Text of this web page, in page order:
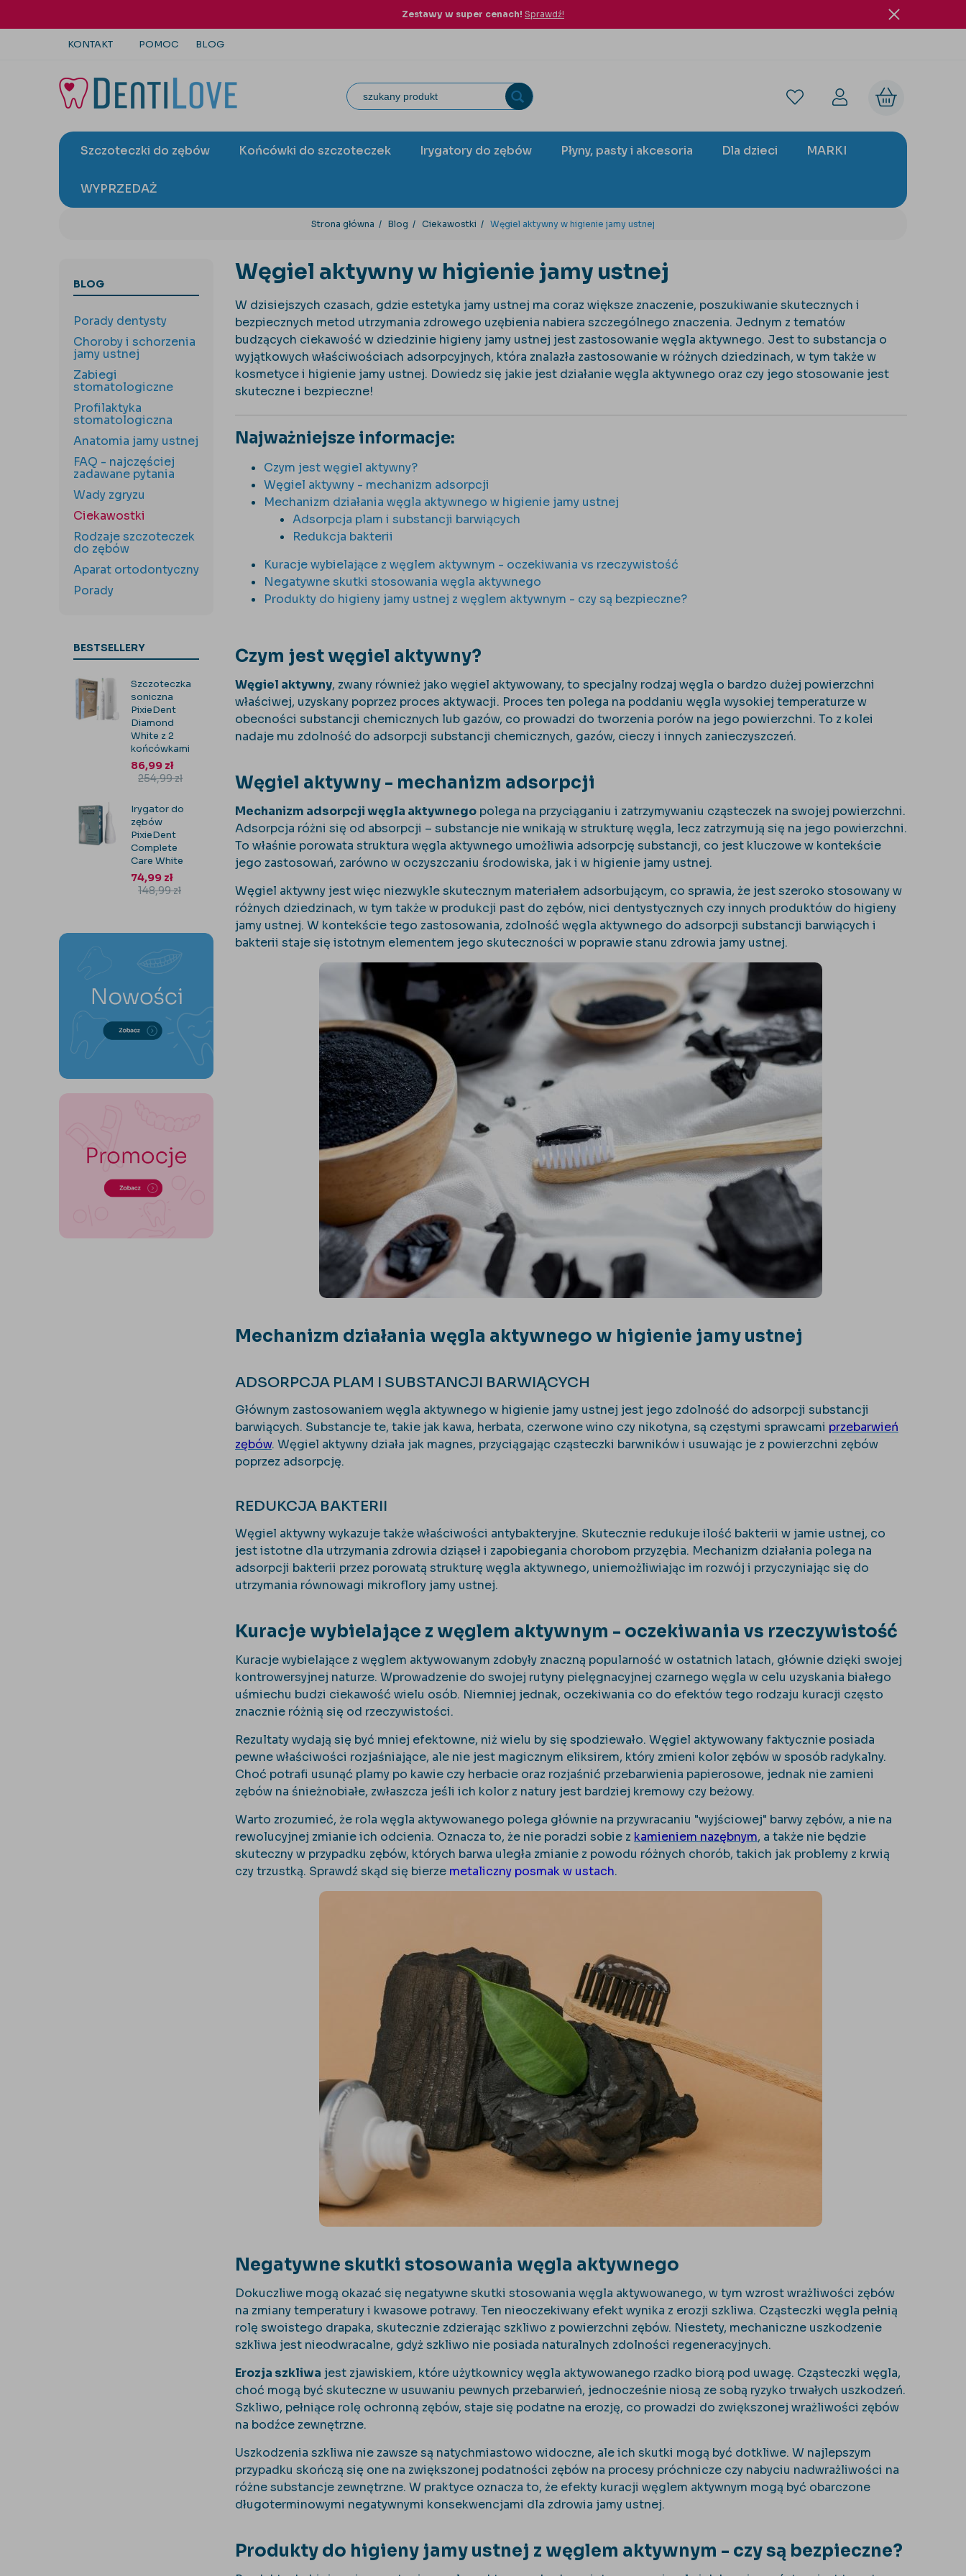
Zestawy w super cenach! Sprawdź!
KONTAKT
+48 22 113 4446
kontakt@dentilove.pl
POMOC BLOG
Szczoteczki do zębów Końcówki do szczoteczek Irygatory do zębów Płyny, pasty i akcesoria Dla dzieci MARKI
WYPRZEDAŻ
Strona główna Blog Ciekawostki Węgiel aktywny w higienie jamy ustnej
BLOG
Porady dentysty
Choroby i schorzenia
jamy ustnej
Zabiegi
stomatologiczne
Profilaktyka
stomatologiczna
Anatomia jamy ustnej
FAQ - najczęściej
zadawane pytania
Wady zgryzu
Ciekawostki
Rodzaje szczoteczek
do zębów
Aparat ortodontyczny
Porady
BESTSELLERY
Szczoteczka
soniczna
PixieDent
Diamond
White z 2
końcówkami
86,99 zł
254,99zł
Irygator do
zębów
PixieDent
Complete
Care White
74,99 zł
148,99zł
Węgiel aktywny w higienie jamy ustnej
W dzisiejszych czasach, gdzie estetyka jamy ustnej ma coraz większe znaczenie, poszukiwanie skutecznych i
bezpiecznych metod utrzymania zdrowego uzębienia nabiera szczególnego znaczenia. Jednym z tematów
budzących ciekawość w dziedzinie higieny jamy ustnej jest zastosowanie węgla aktywnego. Jest to substancja o
wyjątkowych właściwościach adsorpcyjnych, która znalazła zastosowanie w różnych dziedzinach, w tym także w
kosmetyce i higienie jamy ustnej. Dowiedz się jakie jest działanie węgla aktywnego oraz czy jego stosowanie jest
skuteczne i bezpieczne!
Najważniejsze informacje:
Czym jest węgiel aktywny?
Węgiel aktywny - mechanizm adsorpcji
Mechanizm działania węgla aktywnego w higienie jamy ustnej
Adsorpcja plam i substancji barwiących
Redukcja bakterii
Kuracje wybielające z węglem aktywnym - oczekiwania vs rzeczywistość
Negatywne skutki stosowania węgla aktywnego
Produkty do higieny jamy ustnej z węglem aktywnym - czy są bezpieczne?
Czym jest węgiel aktywny?
Węgiel aktywny, zwany również jako węgiel aktywowany, to specjalny rodzaj węgla o bardzo dużej powierzchni
właściwej, uzyskany poprzez proces aktywacji. Proces ten polega na poddaniu węgla wysokiej temperaturze w
obecności substancji chemicznych lub gazów, co prowadzi do tworzenia porów na jego powierzchni. To z kolei
nadaje mu zdolność do adsorpcji substancji chemicznych, gazów, cieczy i innych zanieczyszczeń.
Węgiel aktywny - mechanizm adsorpcji
Mechanizm adsorpcji węgla aktywnegopolega na przyciąganiu i zatrzymywaniu cząsteczek na swojej powierzchni.
Adsorpcja różni się od absorpcji – substancje nie wnikają w strukturę węgla, lecz zatrzymują się na jego powierzchni.
To właśnie porowata struktura węgla aktywnego umożliwia adsorpcję substancji, co jest kluczowe w kontekście
jego zastosowań, zarówno w oczyszczaniu środowiska, jak i w higienie jamy ustnej.
Węgiel aktywny jest więc niezwykle skutecznym materiałem adsorbującym, co sprawia, że jest szeroko stosowany w
różnych dziedzinach, w tym także w produkcji past do zębów, nici dentystycznych czy innych produktów do higieny
jamy ustnej. W kontekście tego zastosowania, zdolność węgla aktywnego do adsorpcji substancji barwiących i
bakterii staje się istotnym elementem jego skuteczności w poprawie stanu zdrowia jamy ustnej.
Mechanizm działania węgla aktywnego w higienie jamy ustnej
ADSORPCJA PLAM I SUBSTANCJI BARWIĄCYCH
Głównym zastosowaniem węgla aktywnego w higienie jamy ustnej jest jego zdolność do adsorpcji substancji
barwiących. Substancje te, takie jak kawa, herbata, czerwone wino czy nikotyna, są częstymi sprawcami przebarwień
zębów. Węgiel aktywny działa jak magnes, przyciągając cząsteczki barwników i usuwając je z powierzchni zębów
poprzez adsorpcję.
REDUKCJA BAKTERII
Węgiel aktywny wykazuje także właściwości antybakteryjne. Skutecznie redukuje ilość bakterii w jamie ustnej, co
jest istotne dla utrzymania zdrowia dziąseł i zapobiegania chorobom przyzębia. Mechanizm działania polega na
adsorpcji bakterii przez porowatą strukturę węgla aktywnego, uniemożliwiając im rozwój i przyczyniając się do
utrzymania równowagi mikroflory jamy ustnej.
Kuracje wybielające z węglem aktywnym - oczekiwania vs rzeczywistość
Kuracje wybielające z węglem aktywowanym zdobyły znaczną popularność w ostatnich latach, głównie dzięki swojej
kontrowersyjnej naturze. Wprowadzenie do swojej rutyny pielęgnacyjnej czarnego węgla w celu uzyskania białego
uśmiechu budzi ciekawość wielu osób. Niemniej jednak, oczekiwania co do efektów tego rodzaju kuracji często
znacznie różnią się od rzeczywistości.
Rezultaty wydają się być mniej efektowne, niż wielu by się spodziewało. Węgiel aktywowany faktycznie posiada
pewne właściwości rozjaśniające, ale nie jest magicznym eliksirem, który zmieni kolor zębów w sposób radykalny.
Choć potrafi usunąć plamy po kawie czy herbacie oraz rozjaśnić przebarwienia papierosowe, jednak nie zamieni
zębów na śnieżnobiałe, zwłaszcza jeśli ich kolor z natury jest bardziej kremowy czy beżowy.
Warto zrozumieć, że rola węgla aktywowanego polega głównie na przywracaniu "wyjściowej" barwy zębów, a nie na
rewolucyjnej zmianie ich odcienia. Oznacza to, że nie poradzi sobie z kamieniem nazębnym, a także nie będzie
skuteczny w przypadku zębów, których barwa uległa zmianie z powodu różnych chorób, takich jak problemy z krwią
czy trzustką. Sprawdź skąd się bierze metaliczny posmak w ustach.
Negatywne skutki stosowania węgla aktywnego
Dokuczliwe mogą okazać się negatywne skutki stosowania węgla aktywowanego, w tym wzrost wrażliwości zębów
na zmiany temperatury i kwasowe potrawy. Ten nieoczekiwany efekt wynika z erozji szkliwa. Cząsteczki węgla pełnią
rolę swoistego drapaka, skutecznie zdzierając szkliwo z powierzchni zębów. Niestety, mechaniczne uszkodzenie
szkliwa jest nieodwracalne, gdyż szkliwo nie posiada naturalnych zdolności regeneracyjnych.
Erozja szkliwa jest zjawiskiem, które użytkownicy węgla aktywowanego rzadko biorą pod uwagę. Cząsteczki węgla,
choć mogą być skuteczne w usuwaniu pewnych przebarwień, jednocześnie niosą ze sobą ryzyko trwałych uszkodzeń.
Szkliwo, pełniące rolę ochronną zębów, staje się podatne na erozję, co prowadzi do zwiększonej wrażliwości zębów
na bodźce zewnętrzne.
Uszkodzenia szkliwa nie zawsze są natychmiastowo widoczne, ale ich skutki mogą być dotkliwe. W najlepszym
przypadku skończą się one na zwiększonej podatności zębów na procesy próchnicze czy nabyciu nadwrażliwości na
różne substancje zewnętrzne. W praktyce oznacza to, że efekty kuracji węglem aktywnym mogą być obarczone
długoterminowymi negatywnymi konsekwencjami dla zdrowia jamy ustnej.
Produkty do higieny jamy ustnej z węglem aktywnym - czy są bezpieczne?